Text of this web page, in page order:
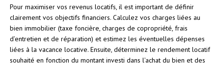
Pour maximiser vos revenus locatifs, il est important de définir
clairement vos objectifs financiers. Calculez vos charges liées au
bien immobilier (taxe foncière, charges de copropriété, frais
d’entretien et de réparation) et estimez les éventuelles dépenses
liées à la vacance locative. Ensuite, déterminez le rendement locatif
souhaité en fonction du montant investi dans l’achat du bien et des